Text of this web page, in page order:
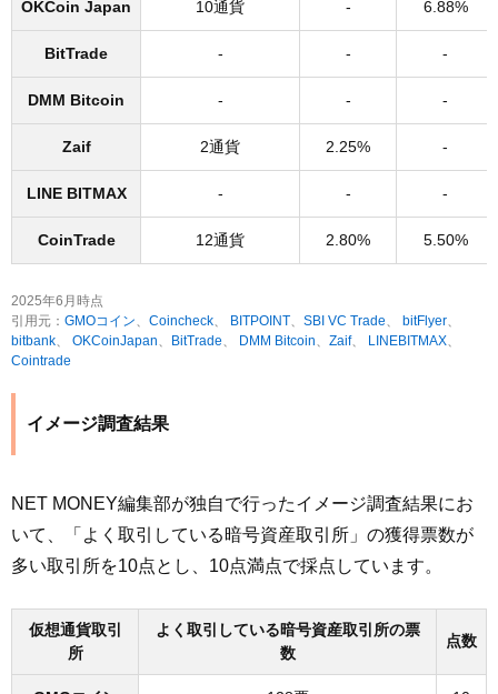
OKCoin Japan 10通貨 - 6.88%
BitTrade - - -
DMM Bitcoin - - -
Zaif 2通貨 2.25% -
LINE BITMAX - - -
CoinTrade 12通貨 2.80% 5.50%
2025年6月時点
引用元： GMOコイン、 Coincheck、 BITPOINT、 SBI VC Trade、 bitFlyer、
bitbank、 OKCoinJapan、 BitTrade、 DMM Bitcoin、 Zaif、 LINEBITMAX、
Cointrade
イメージ調査結果
NET MONEY編集部が独自で行ったイメージ調査結果にお
いて、「よく取引している暗号資産取引所」の獲得票数が
多い取引所を10点とし、10点満点で採点しています。
仮想通貨取引
所
よく取引している暗号資産取引所の票
数
点数